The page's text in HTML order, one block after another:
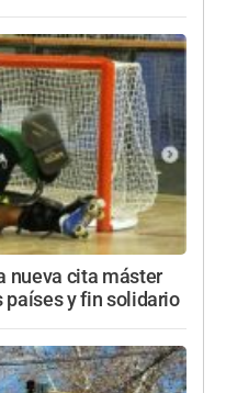
nueva cita máster
países y fin solidario